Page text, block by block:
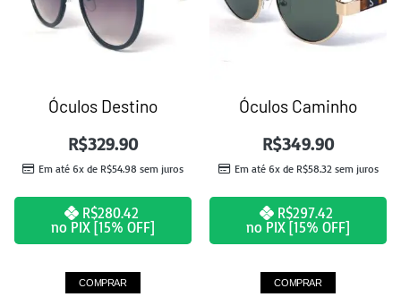
Óculos Destino
R$329.90
Em até 6x de R$54.98 sem juros
R$280.42
no PIX [15% OFF]
COMPRAR
Óculos Caminho
R$349.90
Em até 6x de R$58.32sem juros
R$297.42
no PIX [15% OFF]
COMPRAR